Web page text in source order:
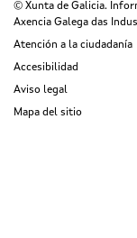
© Xunta de Galicia.
Axencia Galega das
Atención a la ciudadanía
Accesibilidad
Aviso legal
Mapa del sitio